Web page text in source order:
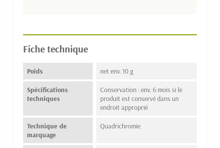
Fiche technique
Poids net env. 10 g
Spécifications
techniques
Conservation : env. 6 mois si le
produit est conservé dans un
endroit approprié
Technique de
marquage
Quadrichromie